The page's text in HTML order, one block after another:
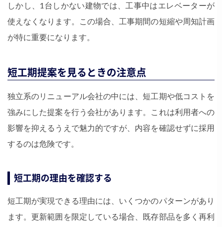
しかし、1台しかない建物では、工事中はエレベーターが
使えなくなります。この場合、工事期間の短縮や周知計画
が特に重要になります。
短工期提案を見るときの注意点
独立系のリニューアル会社の中には、短工期や低コストを
強みにした提案を行う会社があります。これは利用者への
影響を抑えるうえで魅力的ですが、内容を確認せずに採用
するのは危険です。
短工期の理由を確認する
短工期が実現できる理由には、いくつかのパターンがあり
ます。更新範囲を限定している場合、既存部品を多く再利